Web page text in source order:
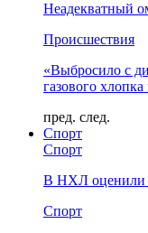
Неадекватный
Происшествия
«Выбросило с
газового
пред. след.
Спорт
Спорт
В НХЛ оценили
Спорт